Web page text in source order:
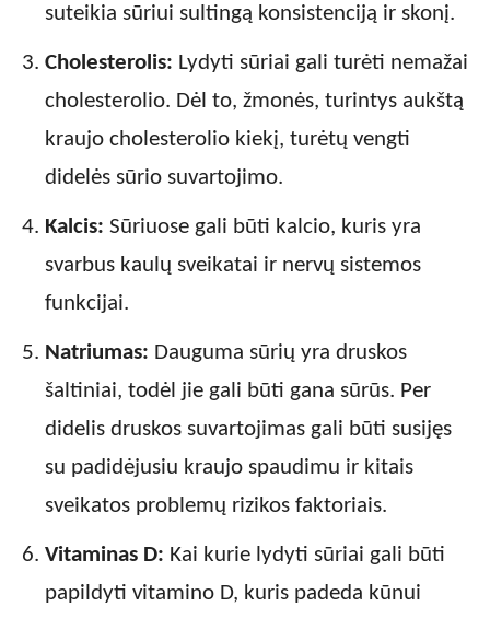
suteikia sūriui sultingą konsistenciją ir skonį.
Cholesterolis: Lydyti sūriai gali turėti nemažai
cholesterolio. Dėl to, žmonės, turintys aukštą
kraujo cholesterolio kiekį, turėtų vengti
didelės sūrio suvartojimo.
Kalcis: Sūriuose gali būti kalcio, kuris yra
svarbus kaulų sveikatai ir nervų sistemos
funkcijai.
Natriumas: Dauguma sūrių yra druskos
šaltiniai, todėl jie gali būti gana sūrūs. Per
didelis druskos suvartojimas gali būti susijęs
su padidėjusiu kraujo spaudimu ir kitais
sveikatos problemų rizikos faktoriais.
Vitaminas D: Kai kurie lydyti sūriai gali būti
papildyti vitamino D, kuris padeda kūnui